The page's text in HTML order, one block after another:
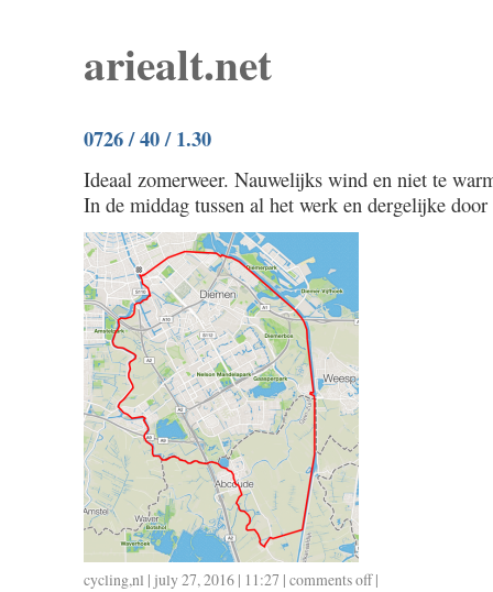
ariealt.net
0726 / 40 / 1.30
Ideaal zomerweer. Nauwelijks wind en niet te
In de middag tussen al het werk en dergelijke
cycling,nl | july 27, 2016 | 11:27 | comments offon
|